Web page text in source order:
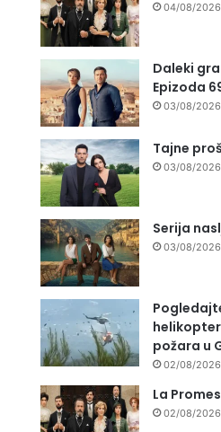
04/08/2026
Daleki
Epizoda
03/08/2026
Tajne
03/08/2026
Serija
03/08/2026
požara u
02/08/2026
La
02/08/2026